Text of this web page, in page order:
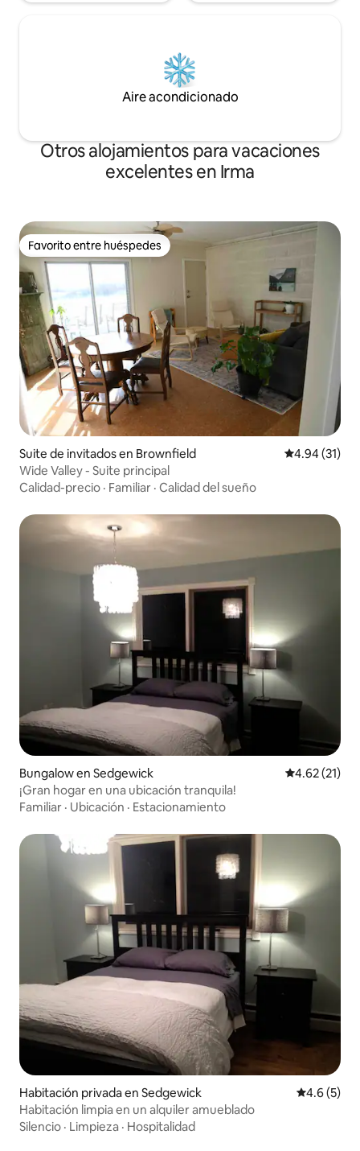
Aire acondicionado
Otros alojamientos para vacaciones
excelentes en Irma
Favorito entre huéspedes
Favorito entre huéspedes
Suite de invitados en Brownfield Calificación
4.94 (31)
Wide Valley - Suite principal
Calidad-precio · Familiar · Calidad del sueño
Bungalow en Sedgewick Calificación
4.62 (21)
¡Gran hogar en una ubicación tranquila!
Familiar · Ubicación · Estacionamiento
Habitación privada en Sedgewick
4.6 (5)
Habitación limpia en un alquiler amueblado
Silencio · Limpieza · Hospitalidad